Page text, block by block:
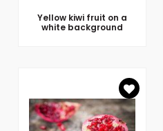
Yellow kiwi fruit on a
white background